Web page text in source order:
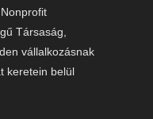
Társaság,
vállalkozásnak
keretein belül